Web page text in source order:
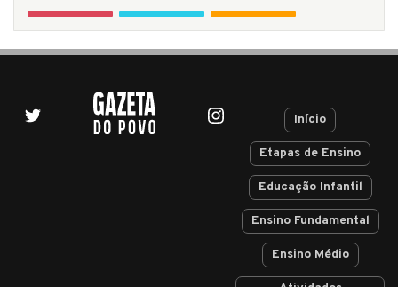
Início
Etapas de Ensino
Educação Infantil
Ensino Fundamental
Ensino Médio